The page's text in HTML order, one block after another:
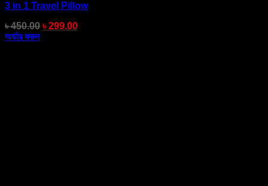
3 in 1 Travel Pillow
৳450.00 ৳299.00
অর্ডার করুন